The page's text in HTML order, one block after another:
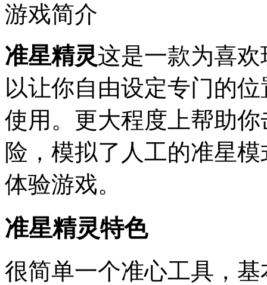
游戏简介
准星精灵这是一款为喜
以让你自由设定专门的
使用。更大程度上帮助
险，模拟了人工的准星
体验游戏。
准星精灵特色
很简单一个准心工具，